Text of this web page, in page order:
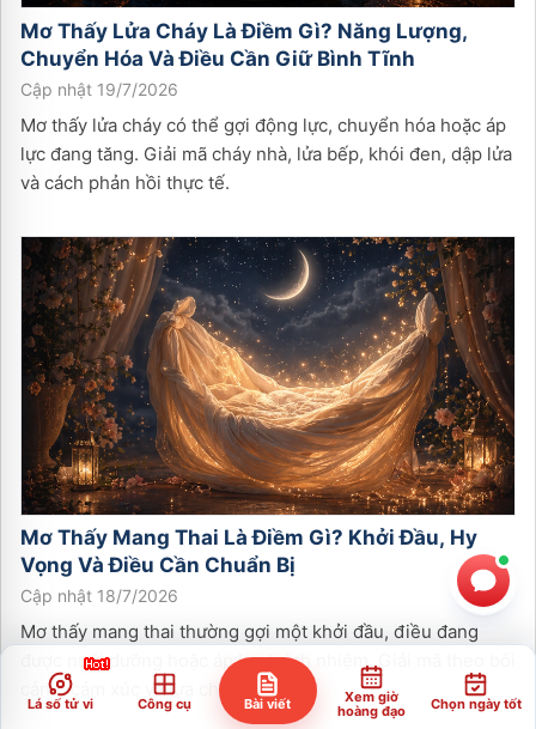
Mơ Thấy Lửa Cháy Là Điềm Gì? Năng Lượng,
Chuyển Hóa Và Điều Cần Giữ Bình Tĩnh
Cập nhật 19/7/2026
Mơ thấy lửa cháy có thể gợi động lực, chuyển hóa hoặc áp
lực đang tăng. Giải mã cháy nhà, lửa bếp, khói đen, dập lửa
và cách phản hồi thực tế.
Mơ Thấy Mang Thai Là Điềm Gì? Khởi Đầu, Hy
Vọng Và Điều Cần Chuẩn Bị
Cập nhật 18/7/2026
Mơ thấy mang thai thường gợi một khởi đầu, điều đang
được nuôi dưỡng hoặc áp lực trách nhiệm. Giải mã theo bối
cảnh, cảm xúc và lựa chọn thực tế.
Lá số tử vi Công cụ Bài viết
Xem giờ
hoàng đạo
Chọn ngày tốt